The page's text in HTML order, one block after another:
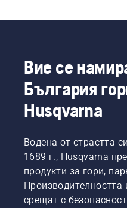
надеждност, което
перфектните части
идеалните
Вие се
България
Husqvarna
Водена от страстта
1689 г., Husqvarna
продукти за гори,
Производителността
срещат с